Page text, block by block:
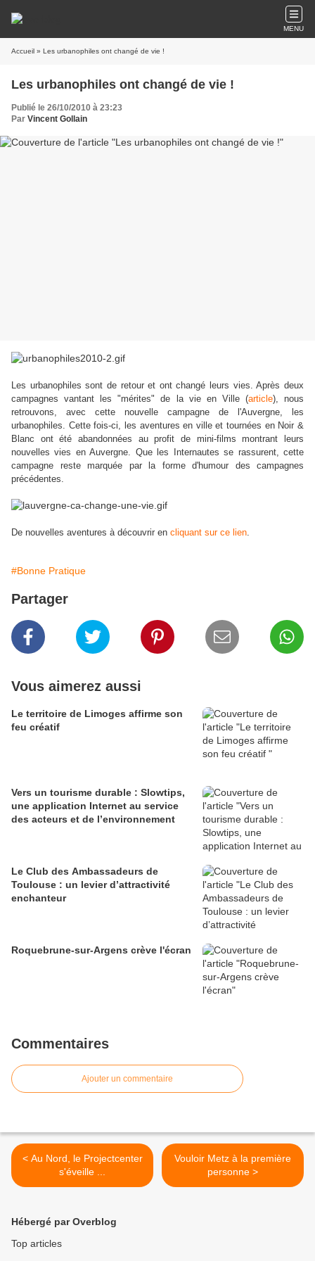
MENU
Accueil » Les urbanophiles ont changé de vie !
Les urbanophiles ont changé de vie !
Publié le 26/10/2010 à 23:23
Par Vincent Gollain
Les urbanophiles sont de retour et ont changé leurs vies. Après deux
campagnes vantant les "mérites" de la vie en Ville (article), nous
retrouvons, avec cette nouvelle campagne de l'Auvergne, les
urbanophiles. Cette fois-ci, les aventures en ville et tournées en Noir &
Blanc ont été abandonnées au profit de mini-films montrant leurs
nouvelles vies en Auvergne. Que les Internautes se rassurent, cette
campagne reste marquée par la forme d'humour des campagnes
précédentes.
De nouvelles aventures à découvrir en cliquant sur ce lien.
#Bonne Pratique
Partager
Vous aimerez aussi
Le territoire de Limoges affirme son
feu créatif
Vers un tourisme durable : Slowtips,
une application Internet au service
des acteurs et de l’environnement
Le Club des Ambassadeurs de
Toulouse : un levier d’attractivité
enchanteur
Roquebrune-sur-Argens crève l'écran
Commentaires
Ajouter un commentaire
< Au Nord, le Projectcenter
s'éveille ...
Vouloir Metz à la première
personne >
Hébergé par Overblog
Top articles